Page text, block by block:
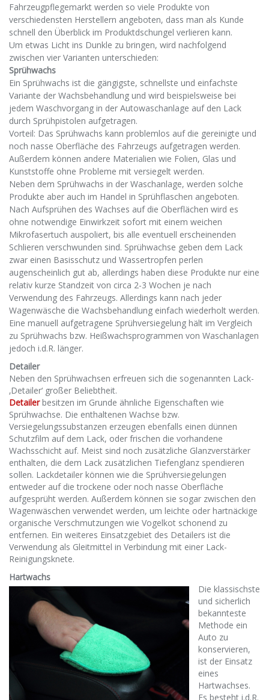
Fahrzeugpflegemarkt werden so viele Produkte von
verschiedensten Herstellern angeboten, dass man als Kunde
schnell den Überblick im Produktdschungel verlieren kann.
Um etwas Licht ins Dunkle zu bringen, wird nachfolgend
zwischen vier Varianten unterschieden:
Sprühwachs
Ein Sprühwachs ist die gängigste, schnellste und einfachste
Variante der Wachsbehandlung und wird beispielsweise bei
jedem Waschvorgang in der Autowaschanlage auf den Lack
durch Sprühpistolen aufgetragen.
Vorteil: Das Sprühwachs kann problemlos auf die gereinigte und
noch nasse Oberfläche des Fahrzeugs aufgetragen werden.
Außerdem können andere Materialien wie Folien, Glas und
Kunststoffe ohne Probleme mit versiegelt werden.
Neben dem Sprühwachs in der Waschanlage, werden solche
Produkte aber auch im Handel in Sprühflaschen angeboten.
Nach Aufsprühen des Wachses auf die Oberflächen wird es
ohne notwendige Einwirkzeit sofort mit einem weichen
Mikrofasertuch auspoliert, bis alle eventuell erscheinenden
Schlieren verschwunden sind. Sprühwachse geben dem Lack
zwar einen Basisschutz und Wassertropfen perlen
augenscheinlich gut ab, allerdings haben diese Produkte nur eine
relativ kurze Standzeit von circa 2-3 Wochen je nach
Verwendung des Fahrzeugs. Allerdings kann nach jeder
Wagenwäsche die Wachsbehandlung einfach wiederholt werden.
Eine manuell aufgetragene Sprühversiegelung hält im Vergleich
zu Sprühwachs bzw. Heißwachsprogrammen von Waschanlagen
jedoch i.d.R. länger.
Detailer
Neben den Sprühwachsen erfreuen sich die sogenannten Lack-
‚Detailer‘ großer Beliebtheit.
Detailerbesitzen im Grunde ähnliche Eigenschaften wie
Sprühwachse. Die enthaltenen Wachse bzw.
Versiegelungssubstanzen erzeugen ebenfalls einen dünnen
Schutzfilm auf dem Lack, oder frischen die vorhandene
Wachsschicht auf. Meist sind noch zusätzliche Glanzverstärker
enthalten, die dem Lack zusätzlichen Tiefenglanz spendieren
sollen. Lackdetailer können wie die Sprühversiegelungen
entweder auf die trockene oder noch nasse Oberfläche
aufgesprüht werden. Außerdem können sie sogar zwischen den
Wagenwäschen verwendet werden, um leichte oder hartnäckige
organische Verschmutzungen wie Vogelkot schonend zu
entfernen. Ein weiteres Einsatzgebiet des Detailers ist die
Verwendung als Gleitmittel in Verbindung mit einer Lack-
Reinigungsknete.
Hartwachs
Die klassischste
und sicherlich
bekannteste
Methode ein
Auto zu
konservieren,
ist der Einsatz
eines
Hartwachses.
Es besteht i.d.R.